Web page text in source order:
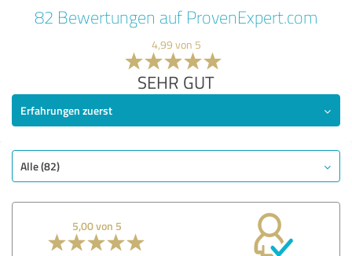
82 Bewertungen auf ProvenExpert.com
4,99 von 5
SEHR GUT
Erfahrungen zuerst
Alle (82)
5,00 von 5